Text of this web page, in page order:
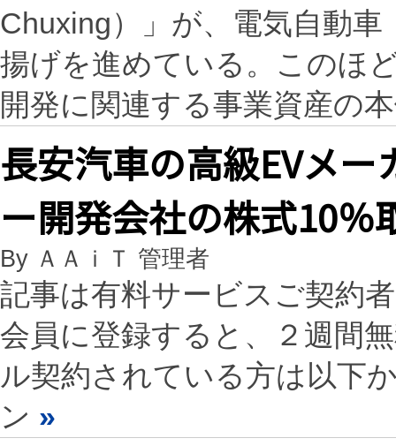
Chuxing）」が、電気自動
揚げを進めている。このほ
開発に関連する事業資産の
長安汽車の高級EVメ
ー開発会社の株式10％
By ＡＡｉＴ 管理者
記事は有料サービスご契約
会員に登録すると、２週間
ル契約されている方は以下
ン »